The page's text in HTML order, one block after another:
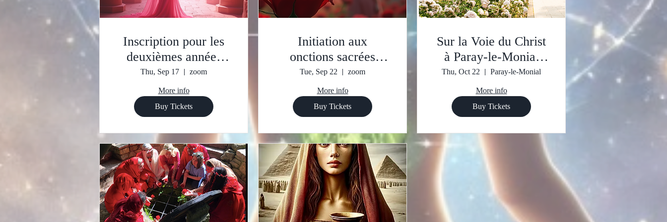
Inscription pour les
deuxièmes années
dans l'école des
myrrophores
Thu, Sep 17 zoom
More info
Buy Tickets
Initiation aux
onctions sacrées
myrrophores Cursus
12 mois
Tue, Sep 22 zoom
More info
Buy Tickets
Sur la Voie du Christ
à Paray-le-Monial
Boîte de réception
Thu, Oct 22 Paray-le-Monial
More info
Buy Tickets